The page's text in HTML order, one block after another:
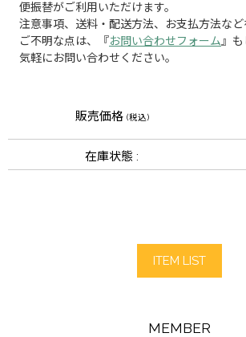
便振替がご利用いただけます。
注意事項、送料・配送方法、お支払方法など
ご不明な点は、『お問い合わせフォーム 』
気軽にお問い合わせください。
販売価格 (税込)
在庫状態 :
ITEM LIST
MEMBER